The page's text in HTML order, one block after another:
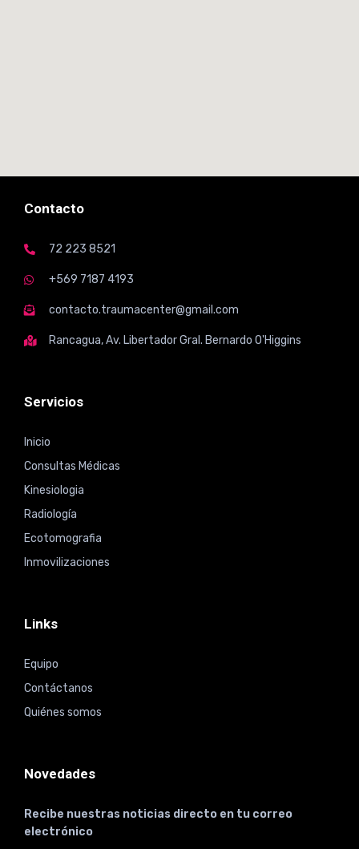
Contacto
72 223 8521
+569 7187 4193
contacto.traumacenter@gmail.com
Rancagua, Av. Libertador Gral. Bernardo O'Higgins
Servicios
Inicio
Consultas Médicas
Kinesiologia
Radiología
Ecotomografia
Inmovilizaciones
Links
Equipo
Contáctanos
Quiénes somos
Novedades
Recibe nuestras noticias directo en tu correo
electrónico